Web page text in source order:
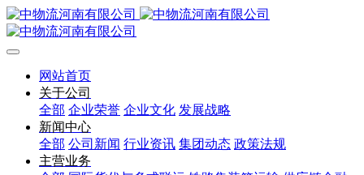
网站首页
关于公司
全部 企业荣誉 企业文化 发展战略
新闻中心
全部 公司新闻 行业资讯 集团动态 政策法规
主营业务